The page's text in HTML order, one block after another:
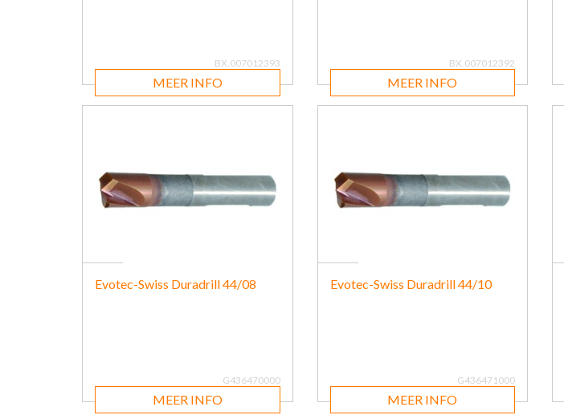
BX.007012393
MEER INFO
BX.007012392
MEER INFO
Evotec-Swiss Duradrill 44/08
G436470000
MEER INFO
Evotec-Swiss Duradrill 44/10
G436471000
MEER INFO